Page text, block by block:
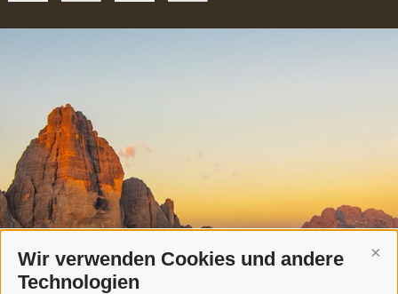
Wir verwenden Cookies und andere
Technologien